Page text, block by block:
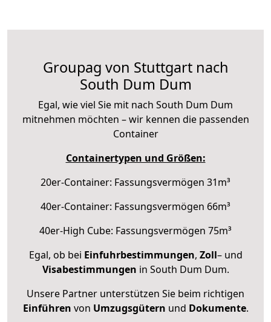
Groupag von Stuttgart nach
South Dum Dum
Egal, wie viel Sie mit nach South Dum Dum
mitnehmen möchten – wir kennen die passenden
Container
Containertypen und Größen:
20er-Container: Fassungsvermögen 31m³
40er-Container: Fassungsvermögen 66m³
40er-High Cube: Fassungsvermögen 75m³
Egal, ob bei Einfuhrbestimmungen, Zoll– und
Visabestimmungen in South Dum Dum.
Unsere Partner unterstützen Sie beim richtigen
Einführen von Umzugsgütern und Dokumente.